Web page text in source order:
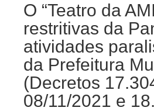
O “Teatro da
restritivas da
atividades
da Prefeitura
(Decretos
08/11/2021 e